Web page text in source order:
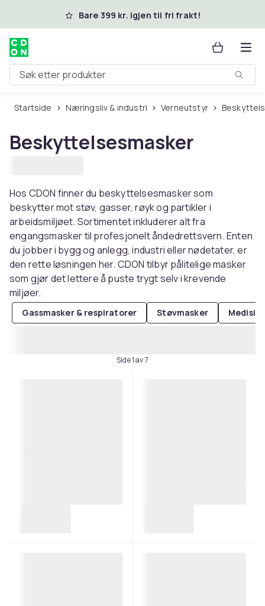
Hopp til hovedinnholdBare 399 kr. igjen til fri frakt!
Søk etter produkter
Startside Næringsliv & industri Verneutstyr
Beskyttelsesmasker
Hos CDON finner du beskyttelsesmasker som
beskytter mot støv, gasser, røyk og partikler i
arbeidsmiljøet. Sortimentet inkluderer alt fra
engangsmasker til profesjonelt åndedrettsvern. Enten
du jobber i bygg og anlegg, industri eller nødetater, er
den rette løsningen her. CDON tilbyr pålitelige masker
som gjør det lettere å puste trygt selv i krevende
miljøer.
Gassmasker & respiratorer Støvmasker
Side 1 av 7